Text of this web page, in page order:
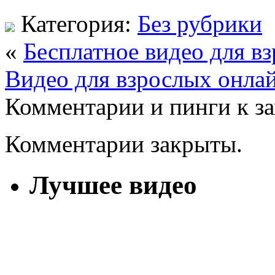
Категория: Без рубрики
« Бесплатное видео для
Видео для взрослых
Комментарии и пинги к
Комментарии закрыты.
Лучшее видео